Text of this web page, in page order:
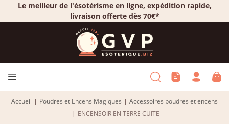
Le meilleur de l'ésotérisme en ligne, expédition rapide,
livraison offerte dès 70€*
Accueil | Poudres et Encens Magiques | Accessoires poudres et encens
| ENCENSOIR EN TERRE CUITE